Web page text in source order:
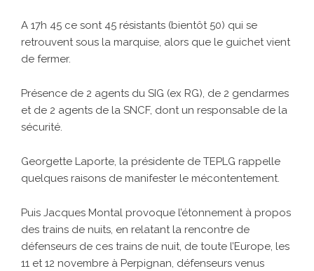
A 17h 45 ce sont 45 résistants (bientôt 50) qui se
retrouvent sous la marquise, alors que le guichet vient
de fermer.
Présence de 2 agents du SIG (ex RG), de 2 gendarmes
et de 2 agents de la SNCF, dont un responsable de la
sécurité.
Georgette Laporte, la présidente de TEPLG rappelle
quelques raisons de manifester le mécontentement.
Puis Jacques Montal provoque l’étonnement à propos
des trains de nuits, en relatant la rencontre de
défenseurs de ces trains de nuit, de toute l’Europe, les
11 et 12 novembre à Perpignan, défenseurs venus